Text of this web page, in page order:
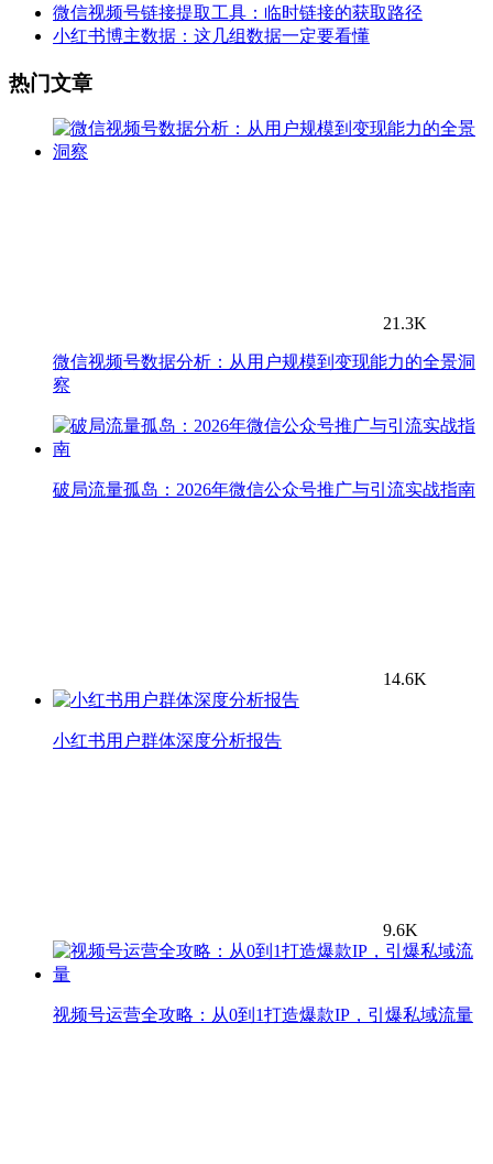
微信视频号链接提取工具：临时链接的获取路径
小红书博主数据：这几组数据一定要看懂
热门文章
21.3K
微信视频号数据分析：从用户规模到变现能力的全景洞
察
破局流量孤岛：2026年微信公众号推广与引流实战指南
14.6K
小红书用户群体深度分析报告
9.6K
视频号运营全攻略：从0到1打造爆款IP，引爆私域流量